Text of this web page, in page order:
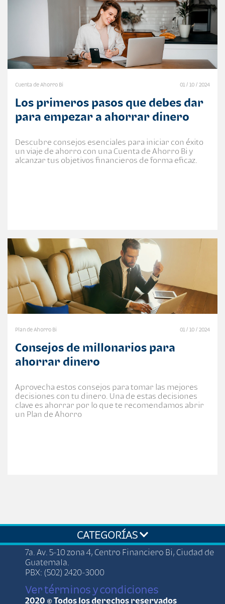
Cuenta de Ahorro Bi 01 / 10 / 2024
Los primeros pasos que debes dar
para empezar a ahorrar dinero
Descubre consejos esenciales para iniciar con éxito
un viaje de ahorro con una Cuenta de Ahorro Bi y
alcanzar tus objetivos financieros de forma eficaz.
Plan de Ahorro Bi 01 / 10 / 2024
Consejos de millonarios para
ahorrar dinero
Aprovecha estos consejos para tomar las mejores
decisiones con tu dinero. Una de estas decisiones
clave es ahorrar por lo que te recomendamos abrir
un Plan de Ahorro
CATEGORÍAS
7a. Av. 5-10 zona 4, Centro Financiero Bi, Ciudad de
Guatemala.
PBX: (502) 2420-3000
Ver términos y condiciones
2020 © Todos los derechos reservados